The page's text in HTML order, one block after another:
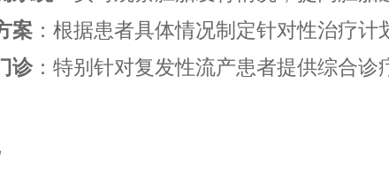
案 ：根据患者具体情况制定针对性治疗计
诊：特别针对复发性流产患者提供综合诊